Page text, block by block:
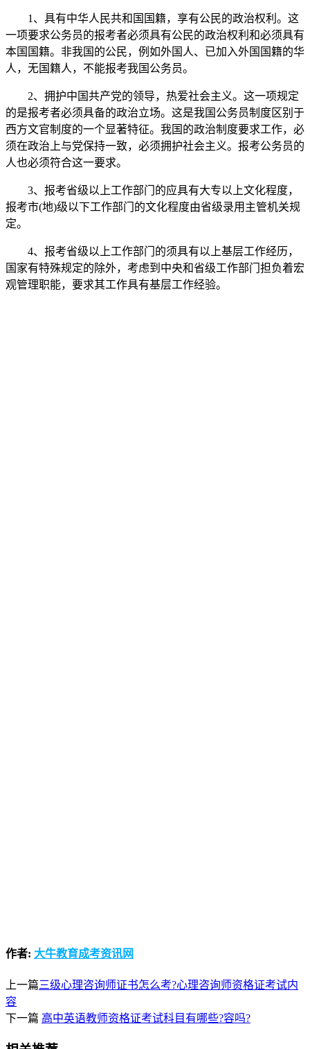
1、具有中华人民共和国国籍，享有公民的政治权利。这
一项要求公务员的报考者必须具有公民的政治权利和必须具有
本国国籍。非我国的公民，例如外国人、已加入外国国籍的华
人，无国籍人，不能报考我国公务员。
2、拥护中国共产党的领导，热爱社会主义。这一项规定
的是报考者必须具备的政治立场。这是我国公务员制度区别于
西方文官制度的一个显著特征。我国的政治制度要求工作，必
须在政治上与党保持一致，必须拥护社会主义。报考公务员的
人也必须符合这一要求。
3、报考省级以上工作部门的应具有大专以上文化程度，
报考市(地)级以下工作部门的文化程度由省级录用主管机关规
定。
4、报考省级以上工作部门的须具有以上基层工作经历，
国家有特殊规定的除外，考虑到中央和省级工作部门担负着宏
观管理职能，要求其工作具有基层工作经验。
作者: 大牛教育成考资讯网
上一篇三级心理咨询师证书怎么考?心理咨询师资格证考试内
容
下一篇 高中英语教师资格证考试科目有哪些?容吗?